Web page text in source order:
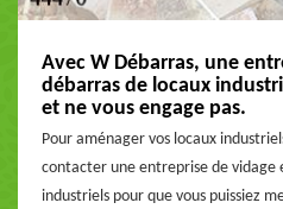
Avec W Débarras, une
débarras de locaux
et ne vous engage pas.
Pour aménager vos locaux
contacter une entreprise de vidage
industriels pour que vous puissiez